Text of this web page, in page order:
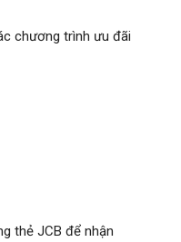
chương trình ưu đãi
thẻ JCB để nhận